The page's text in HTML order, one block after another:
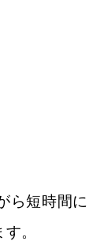
ら短時間に
。